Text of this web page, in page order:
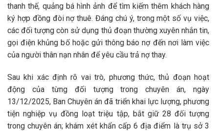
thanh thế, quảng bá hình ảnh để tìm kiếm thêm khách hàng
ký hợp đồng đòi nợ thuê. Đáng chú ý, trong một số vụ việc,
các đối tượng còn sử dụng thủ đoạn thường xuyên nhắn tin,
gọi điện khủng bố hoặc gửi thông báo nợ đến nơi làm việc
của người thân nạn nhân để yêu cầu trả nợ thay.
Sau khi xác định rõ vai trò, phương thức, thủ đoạn hoạt
động của từng đối tượng trong chuyên án, ngày
13/12/2025, Ban Chuyên án đã triển khai lực lượng, phương
tiện nghiệp vụ đồng loạt triệu tập, bắt giữ 28 đối tượng
trong chuyên án; khám xét khẩn cấp 6 địa điểm là trụ sở 3